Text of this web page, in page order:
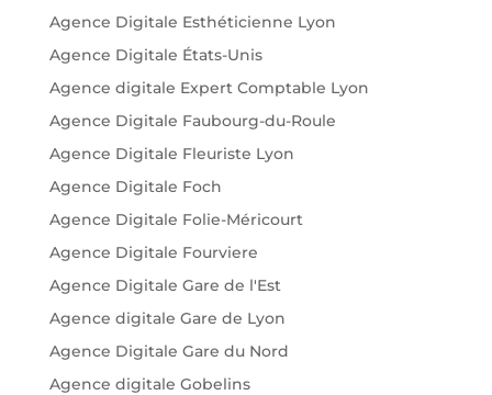
Agence Digitale Esthéticienne Lyon
Agence Digitale États-Unis
Agence digitale Expert Comptable Lyon
Agence Digitale Faubourg-du-Roule
Agence Digitale Fleuriste Lyon
Agence Digitale Foch
Agence Digitale Folie-Méricourt
Agence Digitale Fourviere
Agence Digitale Gare de l'Est
Agence digitale Gare de Lyon
Agence Digitale Gare du Nord
Agence digitale Gobelins